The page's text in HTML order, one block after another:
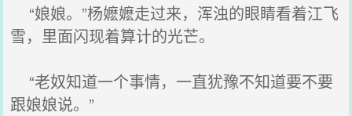
“娘娘。”杨嬷嬷走过来，浑浊的眼睛看着江飞
雪，里面闪现着算计的光芒。
“老奴知道一个事情，一直犹豫不知道要不要
跟娘娘说。”